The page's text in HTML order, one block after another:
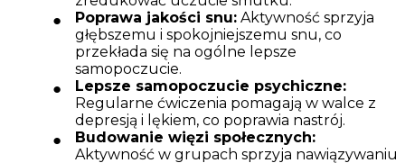
Poprawa jakości snu: Aktywność sprzyja
głębszemu i spokojniejszemu snu, co
przekłada się na ogólne lepsze
samopoczucie.
Lepsze samopoczucie psychiczne:
Regularne ćwiczenia pomagają w walce z
depresją i lękiem, co poprawia nastrój.
Budowanie więzi społecznych:
Aktywność w grupach sprzyja nawiązywaniu